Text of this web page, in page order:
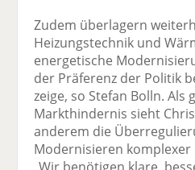
Zudem überlagern
Heizungstechnik und
energetische
der Präferenz der Politik
zeige, so Stefan Bolln. Als
Markthindernis sieht
anderem die
Modernisieren